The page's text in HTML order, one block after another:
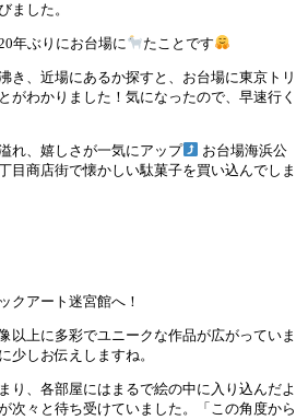
ました。
年ぶりにお台場に たことです
き、近場にあるか探すと、お台場に東京トリ
がわかりました！気になったので、早速行く
れ、嬉しさが一気にアップ
お台場海浜公
目商店街で懐かしい駄菓子を買い込んでしま
クアート迷宮館へ！
以上に多彩でユニークな作品が広がっていま
少しお伝えしますね。
り、各部屋にはまるで絵の中に入り込んだよ
次々と待ち受けていました。「この角度から